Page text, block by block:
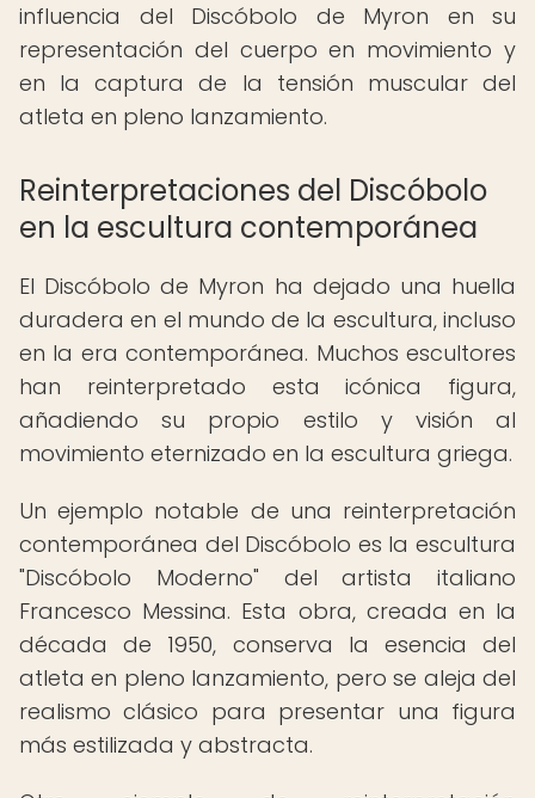
influencia del Discóbolo de Myron en su
representación del cuerpo en movimiento y
en la captura de la tensión muscular del
atleta en pleno lanzamiento.
Reinterpretaciones del Discóbolo
en la escultura contemporánea
El Discóbolo de Myron ha dejado una huella
duradera en el mundo de la escultura, incluso
en la era contemporánea. Muchos escultores
han reinterpretado esta icónica figura,
añadiendo su propio estilo y visión al
movimiento eternizado en la escultura griega.
Un ejemplo notable de una reinterpretación
contemporánea del Discóbolo es la escultura
"Discóbolo Moderno" del artista italiano
Francesco Messina. Esta obra, creada en la
década de 1950, conserva la esencia del
atleta en pleno lanzamiento, pero se aleja del
realismo clásico para presentar una figura
más estilizada y abstracta.